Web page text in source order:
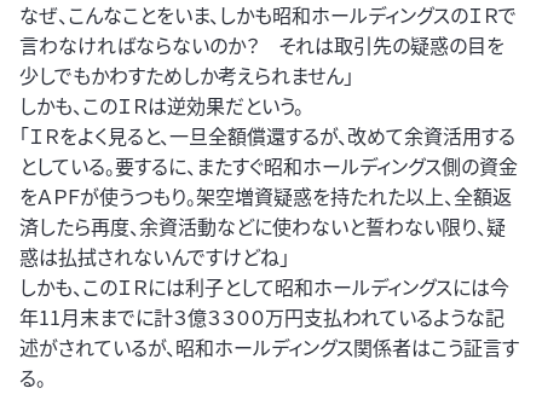
なぜ、こんなことをいま、しかも昭和ホールディングスのＩＲで
言わなければならないのか？ それは取引先の疑惑の目を
少しでもかわすためしか考えられません」
しかも、このＩＲは逆効果だという。
「ＩＲをよく見ると、一旦全額償還するが、改めて余資活用する
としている。要するに、またすぐ昭和ホールディングス側の資金
をＡＰＦが使うつもり。架空増資疑惑を持たれた以上、全額返
済したら再度、余資活動などに使わないと誓わない限り、疑
惑は払拭されないんですけどね」
しかも、このＩＲには利子として昭和ホールディングスには今
年11月末までに計３億３３００万円支払われているような記
述がされているが、昭和ホールディングス関係者はこう証言す
る。